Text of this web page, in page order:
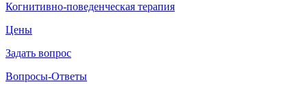
Когнитивно-поведенческая терапия
Цены
Задать вопрос
Вопросы-Ответы